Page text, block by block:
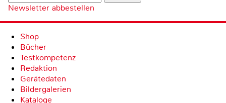
Newsletter abbestellen
Shop
Bücher
Testkompetenz
Redaktion
Gerätedaten
Bildergalerien
Kataloge